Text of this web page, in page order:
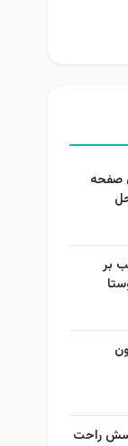
صفحه
بر
راحت